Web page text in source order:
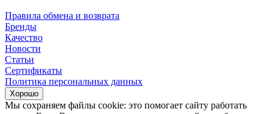
Правила обмена и возврата
Бренды
Качество
Новости
Статьи
Сертификаты
Политика персональных данных
Хорошо
Мы сохраняем файлы cookie: это помогает сайту работать